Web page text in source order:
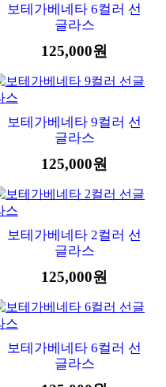
보테가베네타 6컬러 선
글라스
125,000원
보테가베네타 9컬러 선
글라스
125,000원
보테가베네타 2컬러 선
글라스
125,000원
보테가베네타 6컬러 선
글라스